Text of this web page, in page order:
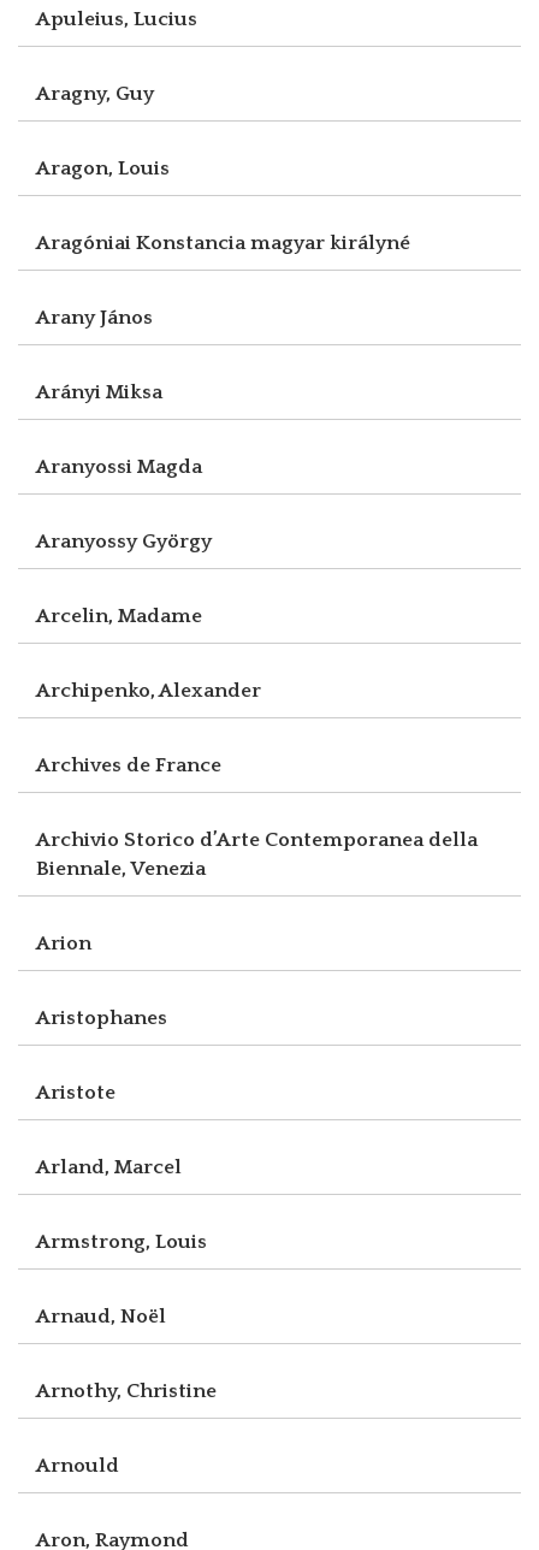
Apuleius, Lucius
Aragny, Guy
Aragon, Louis
Aragóniai Konstancia magyar királyné
Arany János
Arányi Miksa
Aranyossi Magda
Aranyossy György
Arcelin, Madame
Archipenko, Alexander
Archives de France
Archivio Storico d’Arte Contemporanea della
Biennale, Venezia
Arion
Aristophanes
Aristote
Arland, Marcel
Armstrong, Louis
Arnaud, Noël
Arnothy, Christine
Arnould
Aron, Raymond